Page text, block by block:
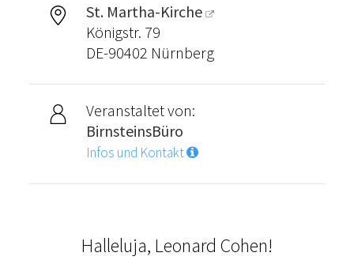
St. Martha-Kirche
Königstr. 79
DE-90402 Nürnberg
Veranstaltet von:
BirnsteinsBüro
Infos und Kontakt
Halleluja, Leonard Cohen!